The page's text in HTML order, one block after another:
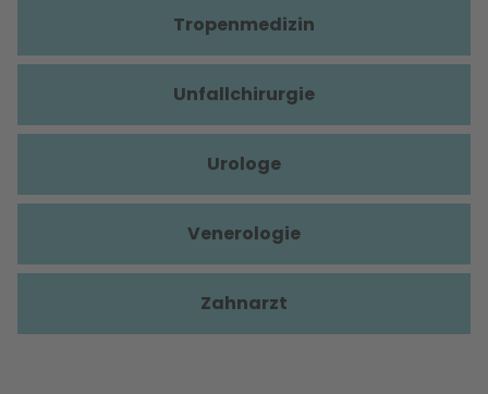
Tropenmedizin
Unfallchirurgie
Urologe
Venerologie
Zahnarzt